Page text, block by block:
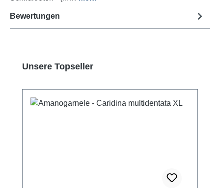
Bewertungen
Produktgalerie überspringen
Unsere Topseller